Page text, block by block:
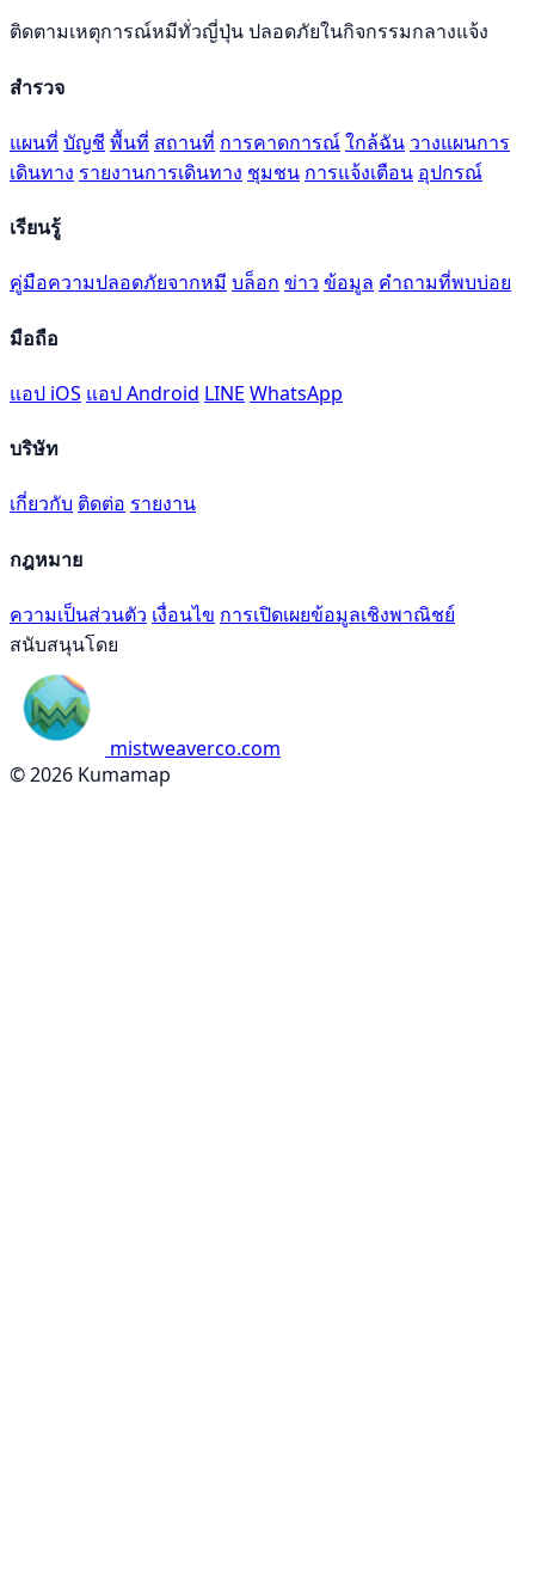
ติดตามเหตุการณ์หมีทั่วญี่ปุ่น ปลอดภัยในกิจกรรมกลางแจ้ง
สำรวจ
แผนที่ บัญชี พื้นที่ สถานที่ การคาดการณ์ใกล้ฉัน วางแผนการ
เดินทาง รายงานการเดินทาง ชุมชน การแจ้งเตือน อุปกรณ์
เรียนรู้
คู่มือความปลอดภัยจากหมี บล็อก ข่าว ข้อมูล คำถามที่พบบ่อย
มือถือ
แอป iOS แอป Android LINE WhatsApp
บริษัท
เกี่ยวกับ ติดต่อ รายงาน
กฎหมาย
ความเป็นส่วนตัว เงื่อนไข การเปิดเผยข้อมูลเชิงพาณิชย์
สนับสนุนโดย
mistweaverco.com
© 2026 Kumamap